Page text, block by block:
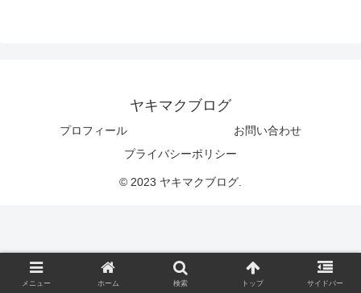
ヤキマクブログ
プロフィール
お問い合わせ
プライバシーポリシー
© 2023 ヤキマクブログ.
メニュー ホーム 検索 トップ サイドバー